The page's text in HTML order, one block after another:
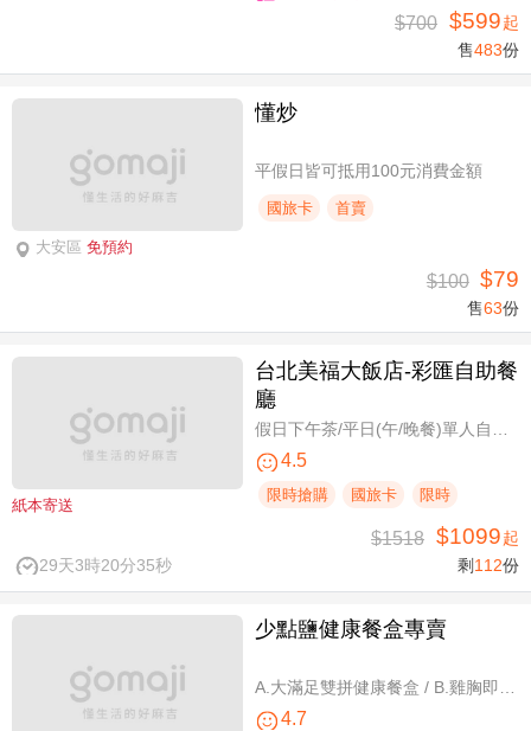
$700 $599起
售483份
大安區 免預約
懂炒
平假日皆可抵用100元消費金額
國旅卡 首賣
$100 $79
售63份
紙本寄送
台北美福大飯店-彩匯自助餐
廳
4.5
限時搶購 國旅卡 限時
29天3時20分34秒
$1518 $1099起
剩 112份
少點鹽健康餐盒專賣
4.7